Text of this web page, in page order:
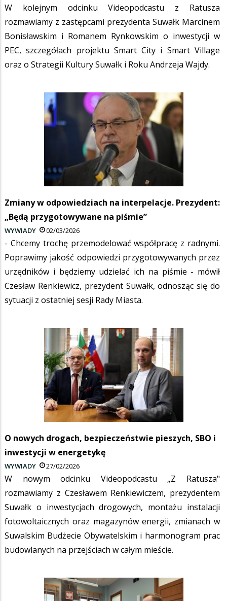
W kolejnym odcinku Videopodcastu z Ratusza
rozmawiamy z zastępcami prezydenta Suwałk Marcinem
Bonisławskim i Romanem Rynkowskim o inwestycji w
PEC, szczegółach projektu Smart City i Smart Village
oraz o Strategii Kultury Suwałk i Roku Andrzeja Wajdy.
Zmiany w odpowiedziach na interpelacje. Prezydent:
„Będą przygotowywane na piśmie”
WYWIADY 02/03/2026
- Chcemy trochę przemodelować współpracę z radnymi.
Poprawimy jakość odpowiedzi przygotowywanych przez
urzędników i będziemy udzielać ich na piśmie - mówił
Czesław Renkiewicz, prezydent Suwałk, odnosząc się do
sytuacji z ostatniej sesji Rady Miasta.
O nowych drogach, bezpieczeństwie pieszych, SBO i
inwestycji w energetykę
WYWIADY 27/02/2026
W nowym odcinku Videopodcastu „Z Ratusza"
rozmawiamy z Czesławem Renkiewiczem, prezydentem
Suwałk o inwestycjach drogowych, montażu instalacji
fotowoltaicznych oraz magazynów energii, zmianach w
Suwalskim Budżecie Obywatelskim i harmonogram prac
budowlanych na przejściach w całym mieście.